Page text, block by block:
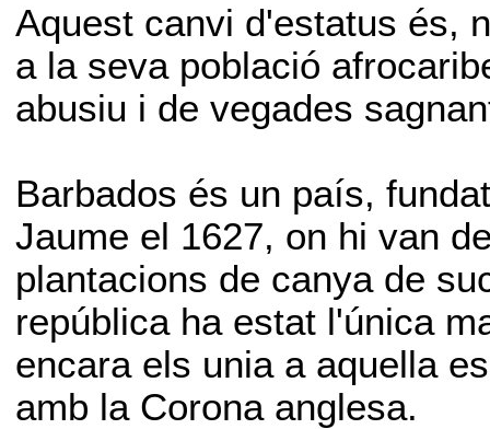
Aquest canvi d'estatus és,
a la seva població
abusiu i de vegades
Barbados és un país,
Jaume el 1627, on hi van
plantacions de canya de
república ha estat l'única
encara els unia a aquella
amb la Corona anglesa.